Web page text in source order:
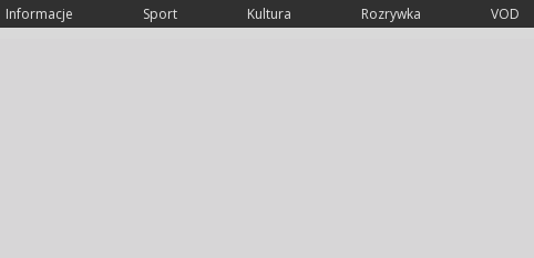
Informacje Sport Kultura Rozrywka VOD